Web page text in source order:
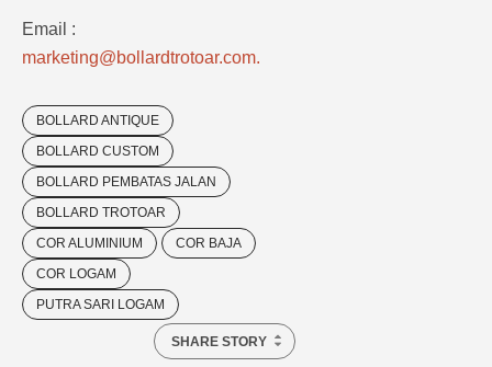
Email :
marketing@bollardtrotoar.com.
BOLLARD ANTIQUE
BOLLARD CUSTOM
BOLLARD PEMBATAS JALAN
BOLLARD TROTOAR
COR ALUMINIUM
COR BAJA
COR LOGAM
PUTRA SARI LOGAM
SHARE STORY